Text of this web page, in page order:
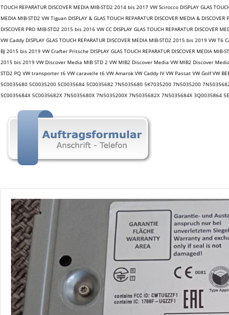
TOUCH REPARATUR DISCOVER MEDIA MIB-STD2 2014 bis 2017 VW Scirocco DISPLAY GLAS
MEDIA MIB-STD2 VW Tiguan DISPLAY & GLAS TOUCH REPARATUR DISCOVER MEDIA &
DISCOVER PRO MIB-STD2 2015 bis 2016 VW CC DISPLAY GLAS TOUCH REPARATUR DISCOVER
VW Caddy DISPLAY GLAS TOUCH REPARATUR DISCOVER MEDIA MIB-STD2 2015 bis 2019 VW
BJ 2015 bis 2019 VW Crafter Pritsche DISPLAY GLAS TOUCH REPARATUR DISCOVER MEDIA
2015 bis 2019 VW Discover Media MIB STD 2 VW MIB2 Discover Media VW MIB2 Discover
STD2 PQ VW transporter t6 VW caravelle t6 VW Amarok VW Caddy IV VW Passat VW Golf VW
5C0035680 5C0035200 5C0035684 5C0035682 7N5035680 5K7035200 7N5035200
5C0035684X 5C0035682X 7N5035680X 7N5035200X 7N5035682X 7N5035684X 3Q0035864